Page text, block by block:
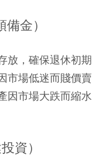
金）
放，確保退休初期
市場低迷而賤價賣
因市場大跌而縮水
資）